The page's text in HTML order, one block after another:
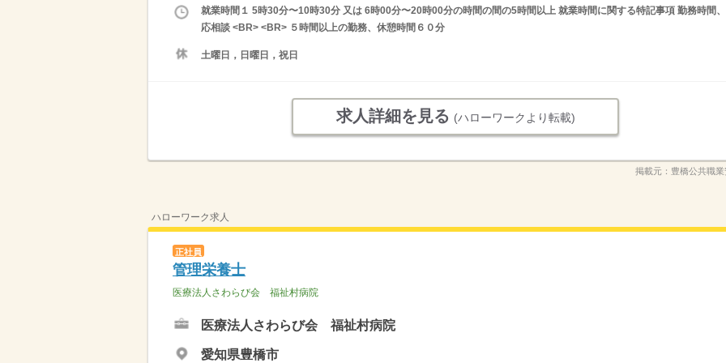
就業時間１ 5時30分〜10時30分 又は 6時00分〜20時00分の時間の間の5時間以上 就業時間に関する特記事項 勤務時間、
応相談 <BR> <BR> ５時間以上の勤務、休憩時間６０分
土曜日，日曜日，祝日
求人詳細を見る (ハローワークより転載)
掲載元： 豊橋公共職
ハローワーク求人
正社員
管理栄養士
医療法人さわらび会 福祉村病院
医療法人さわらび会 福祉村病院
愛知県豊橋市